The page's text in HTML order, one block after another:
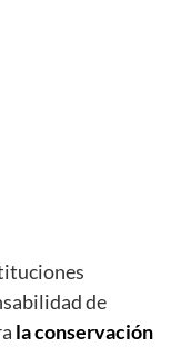
de
la conservación